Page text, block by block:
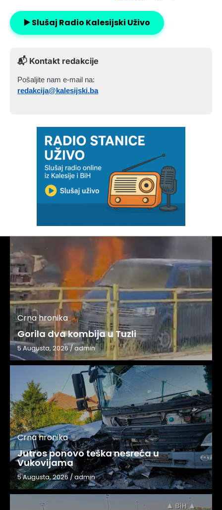
▶️ Slušaj Radio Kalesijski Uživo
📬 Kontakt redakcije
Pošaljite nam e-mail na:
redakcija@kalesijski.ba
Crna hronika
Gorila dva kombija u Tuzli
5 Augusta, 2026/admin
Crna hronika
Jutros ponovo teška nesreća u
Vukovijama
5 Augusta, 2026/admin